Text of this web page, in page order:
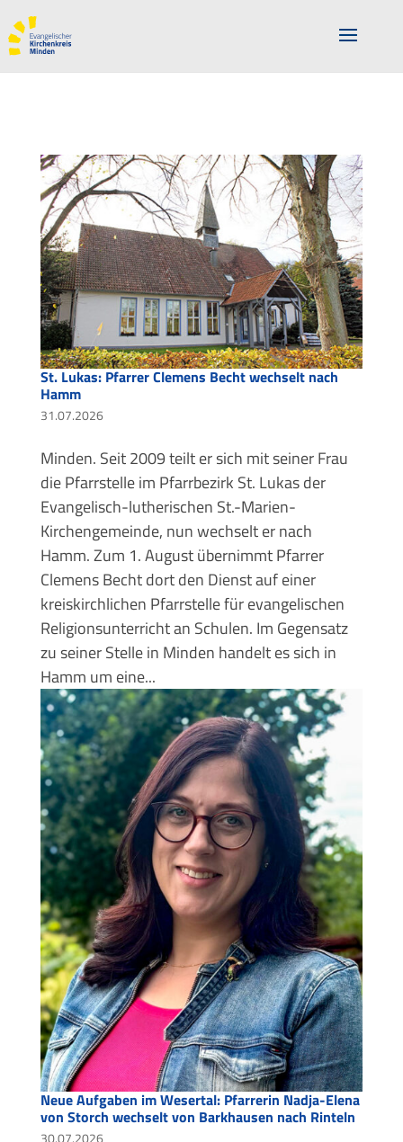
St. Lukas: Pfarrer Clemens Becht wechselt nach
Hamm
31.07.2026
Minden. Seit 2009 teilt er sich mit seiner Frau
die Pfarrstelle im Pfarrbezirk St. Lukas der
Evangelisch-lutherischen St.-Marien-
Kirchengemeinde, nun wechselt er nach
Hamm. Zum 1. August übernimmt Pfarrer
Clemens Becht dort den Dienst auf einer
kreiskirchlichen Pfarrstelle für evangelischen
Religionsunterricht an Schulen. Im Gegensatz
zu seiner Stelle in Minden handelt es sich in
Hamm um eine...
Neue Aufgaben im Wesertal: Pfarrerin Nadja-Elena
von Storch wechselt von Barkhausen nach Rinteln